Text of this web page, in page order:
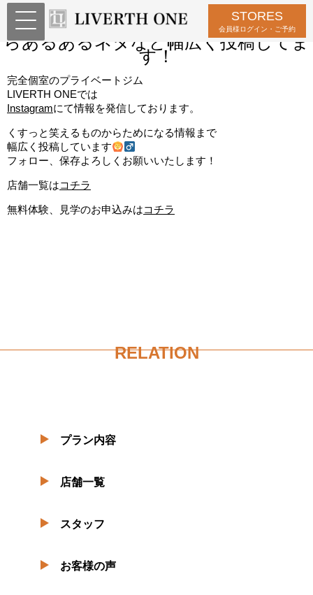
STORES
会員様ログイン・ご予約
Instagram随時更新中！ためになる話か
らあるあるネタなど幅広く投稿してま
す！
完全個室のプライベートジム
LIVERTH ONEでは
Instagramにて情報を発信しております。
くすっと笑えるものからためになる情報まで
幅広く投稿しています
フォロー、保存よろしくお願いいたします！
店舗一覧はコチラ
無料体験、見学のお申込みはコチラ
RELATION
プラン内容
店舗一覧
スタッフ
お客様の声